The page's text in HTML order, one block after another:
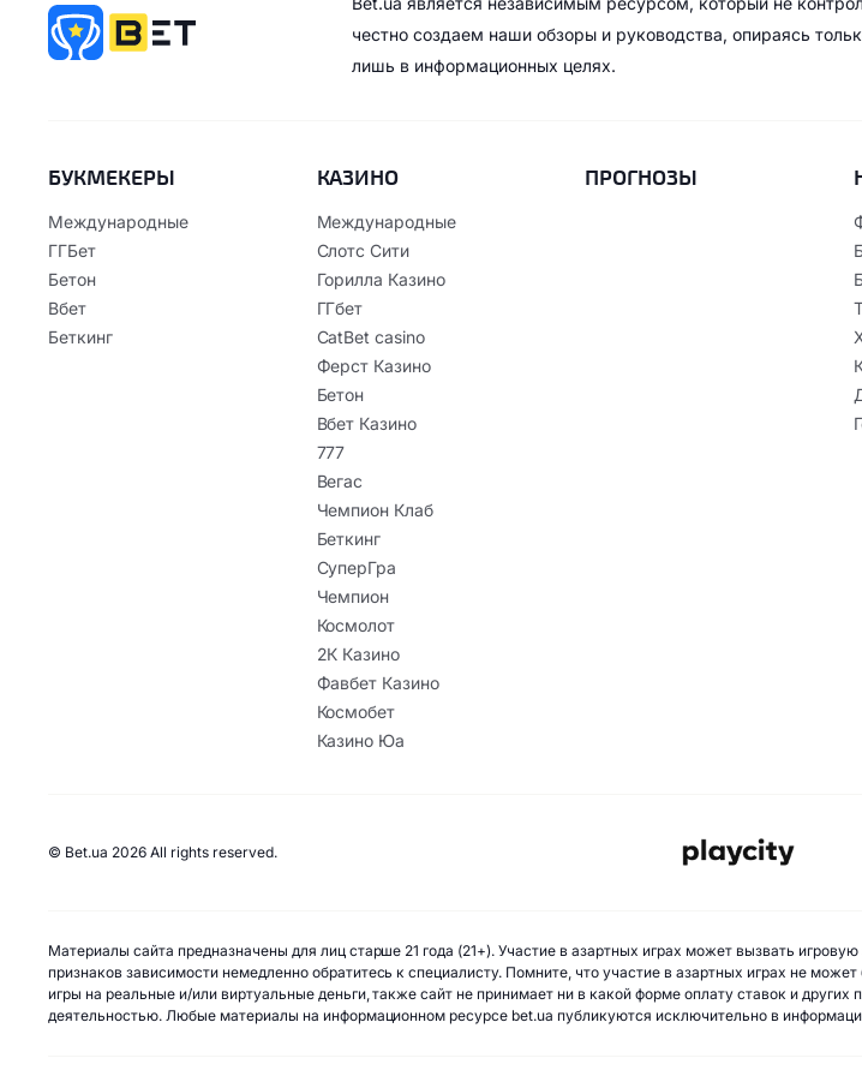
честно создаем наши обзоры и руководства, опираясь
лишь в информационных целях.
БУКМЕКЕРЫ
Международные
ГГБет
Бетон
Вбет
Беткинг
КАЗИНО
Международные
Слотс Сити
Горилла Казино
ГГбет
CatBet casino
Ферст Казино
Бетон
Вбет Казино
777
Вегас
Чемпион Клаб
Беткинг
СуперГра
Чемпион
Космолот
2К Казино
Фавбет Казино
Космобет
Казино Юа
ПРОГНОЗЫ
© Bet.ua 2026 All rights reserved.
Материалы сайта предназначены для лиц старше 21 года (21+). Участие в азартных играх может вызвать
признаков зависимости немедленно обратитесь к специалисту. Помните, что участие в азартных играх не
игры на реальные и/или виртуальные деньги, также сайт не принимает ни в какой форме оплату ставок и
деятельностью. Любые материалы на информационном ресурсе bet.ua публикуются исключительно в